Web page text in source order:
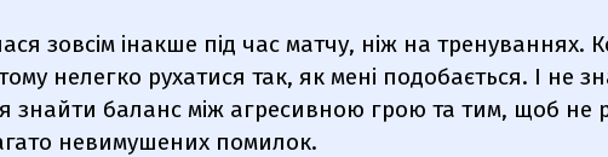
зовсім інакше під час матчу, ніж на тренуваннях.
нелегко рухатися так, як мені подобається. І не
знайти баланс між агресивною грою та тим, щоб не
невимушених помилок.